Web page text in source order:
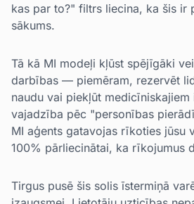
kas par to?" filtrs liecina, ka šis ir
sākums.
Tā kā MI modeļi kļūst spējīgāki
darbības — piemēram, rezervēt
naudu vai piekļūt
vajadzība pēc "personības
MI aģents gatavojas rīkoties jūsu
100% pārliecinātai, ka rīkojumus
Tirgus pusē šis solis īstermiņā